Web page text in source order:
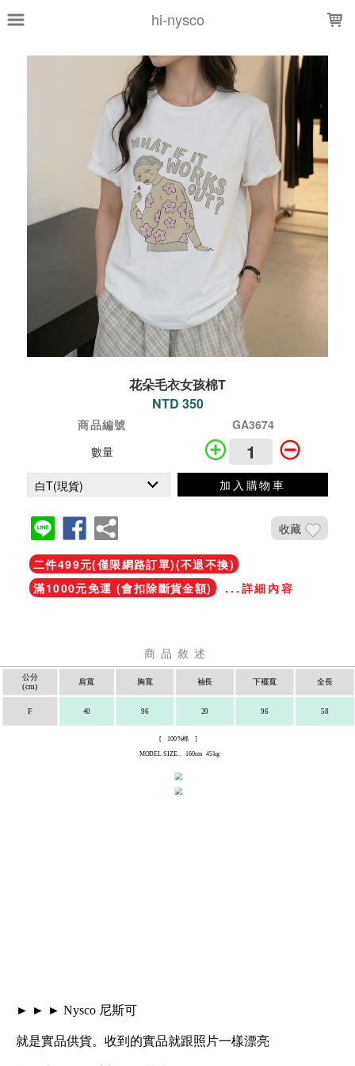
hi-nysco
花朵毛衣女孩棉T
NTD 350
商品編號
GA3674
數量
加入購物車
收藏
二件499元(僅限網路訂單)(不退不換)
滿1000元免運 (會扣除斷貨金額)
...詳細內容
商品敘述